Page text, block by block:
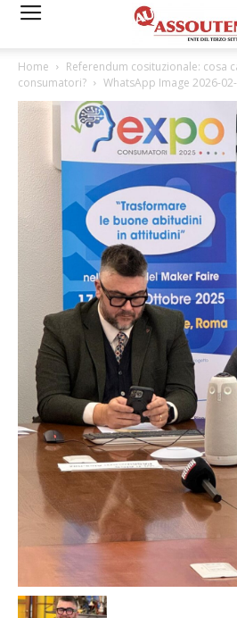
Home
Referendum cosituzionale: cosa
consumatori?
WhatsApp Image 2026-